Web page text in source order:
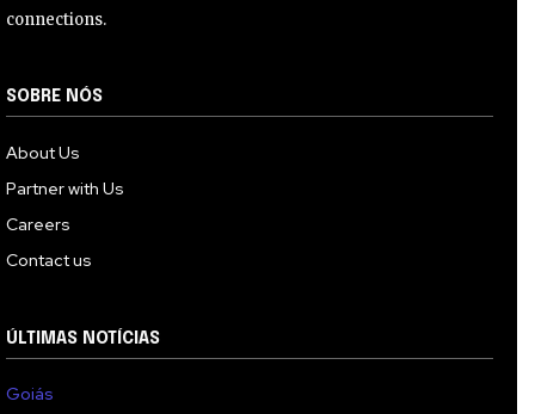
connections.
SOBRE NÓS
About Us
Partner with Us
Careers
Contact us
ÚLTIMAS NOTÍCIAS
Goiás